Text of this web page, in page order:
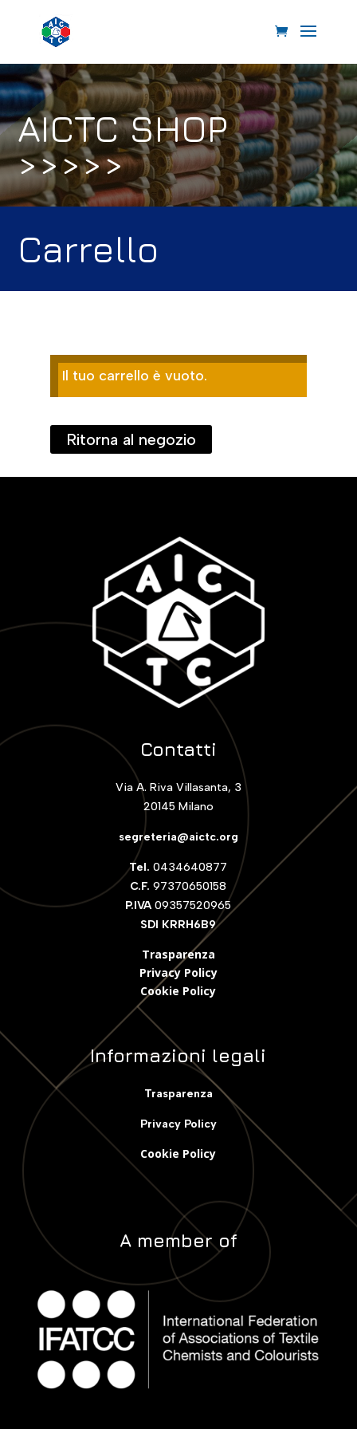
AICTC SHOP
>>>>>
Carrello
Il tuo carrello è vuoto.
Ritorna al negozio
Contatti
Via A. Riva Villasanta, 3
20145 Milano
segreteria@aictc.org
Tel. 0434640877
C.F. 97370650158
P.IVA09357520965
SDI KRRH6B9
Trasparenza
Privacy Policy
Cookie Policy
Informazioni legali
Trasparenza
Privacy Policy
Cookie Policy
A member of